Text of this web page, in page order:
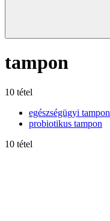
tampon
10 tétel
egészségügyi tampon
probiotikus tampon
10 tétel